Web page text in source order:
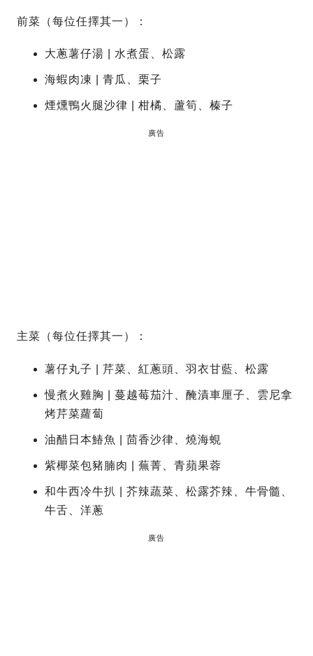
前菜（每位任擇其一）：
大蔥薯仔湯 | 水煮蛋、松露
海蝦肉凍 | 青瓜、栗子
煙燻鴨火腿沙律 | 柑橘、蘆筍、榛子
廣告
主菜（每位任擇其一）：
薯仔丸子 | 芹菜、紅蔥頭、羽衣甘藍、松露
慢煮火雞胸 | 蔓越莓茄汁、醃漬車厘子、雲尼拿
烤芹菜蘿蔔
油醋日本鰆魚 | 茴香沙律、燒海蜆
紫椰菜包豬腩肉 | 蕪菁、青蘋果蓉
和牛西冷牛扒 | 芥辣蔬菜、松露芥辣、牛骨髓、
牛舌、洋蔥
廣告